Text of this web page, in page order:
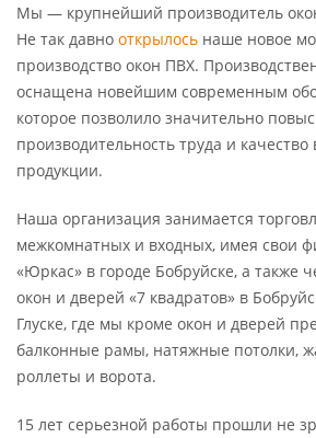
Мы — крупнейший производитель
Не так давно открылось наше новое
производство окон ПВХ.
оснащена новейшим современным
которое позволило значительно
производительность труда и
продукции.
Наша организация занимается
межкомнатных и входных, имея свои
«Юркас» в городе Бобруйске, а также
окон и дверей «7 квадратов» в
Глуске, где мы кроме окон и дверей
балконные рамы, натяжные потолки,
роллеты и ворота.
15 лет серьезной работы прошли не